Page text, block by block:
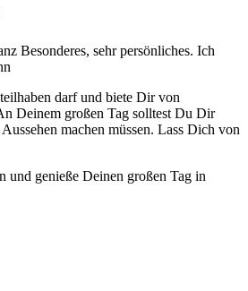
Besonderes, sehr persönliches. Ich
darf und biete Dir von
Deinem großen Tag solltest Du Dir
machen müssen. Lass Dich von
und genieße Deinen großen Tag in